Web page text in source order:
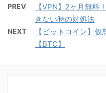
PREV
【VPN】2ヶ月無料
きない時の対処法
NEXT
【ビットコイン】
【BTC】